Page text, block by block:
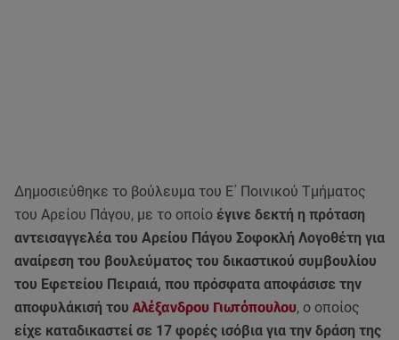
Δημοσιεύθηκε το βούλευμα του Ε΄ Ποινικού Τμήματος
του Αρείου Πάγου, με το οποίο έγινε δεκτή η πρόταση
αντεισαγγελέα του Αρείου Πάγου Σοφοκλή Λογοθέτη για
αναίρεση του βουλεύματος του δικαστικού συμβουλίου
του Εφετείου Πειραιά, που πρόσφατα αποφάσισε την
αποφυλάκισή του Αλέξανδρου Γιωτόπουλου, ο οποίος
είχε καταδικαστεί σε 17 φορές ισόβια για την δράση της